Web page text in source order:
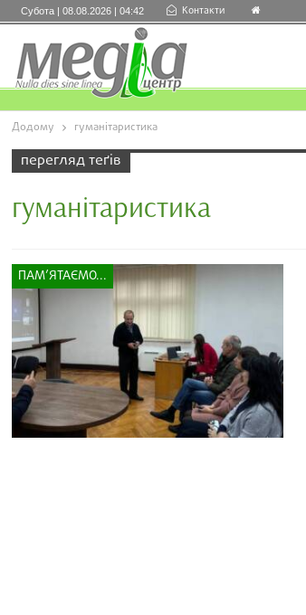
Субота | 08.08.2026 | 04:42 Контакти
Додому гуманітаристика
перегляд теґів
гуманітаристика
ПАМ’ЯТАЄМО...